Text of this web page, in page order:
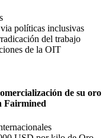
políticas inclusivas
del trabajo
de la OIT
de su oro
Fairmined